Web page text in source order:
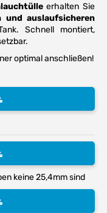
erhalten Sie
und auslaufsicheren
Schnell montiert,
optimal anschließen!
keine 25,4mm sind